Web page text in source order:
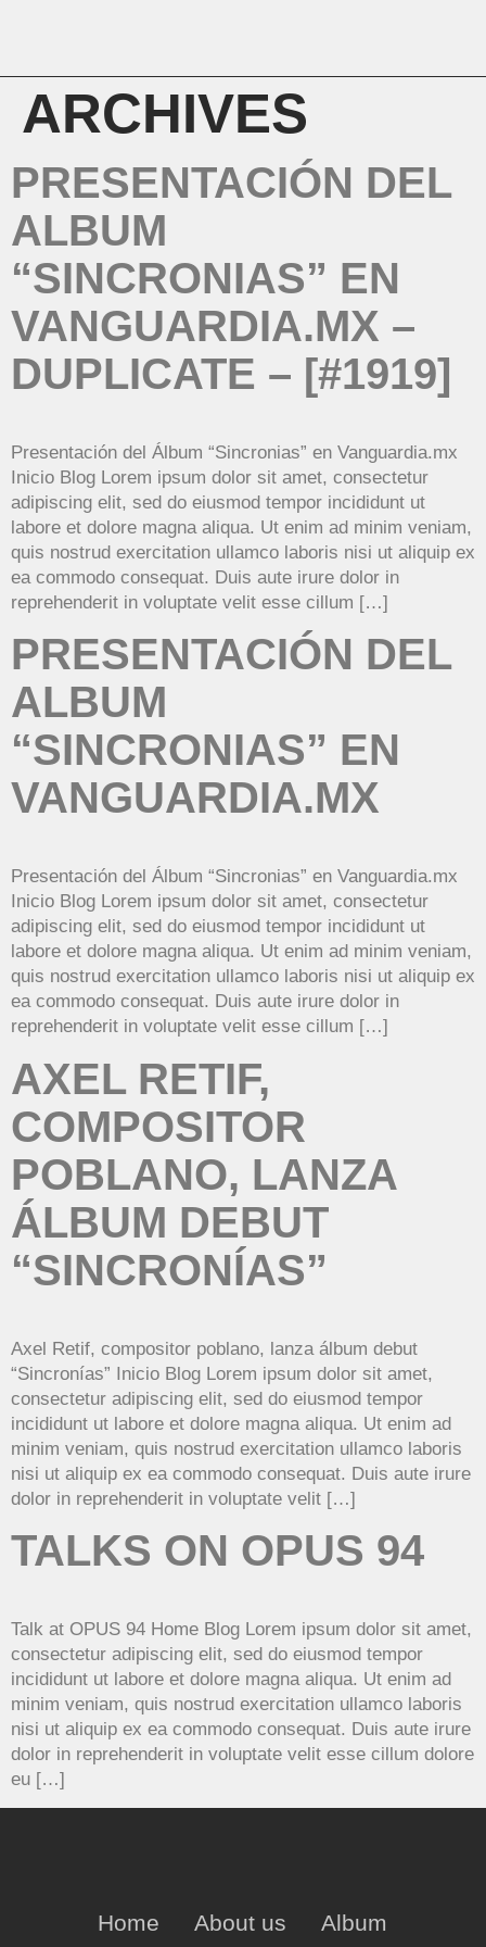
ARCHIVES
PRESENTACIÓN DEL
ALBUM
“SINCRONIAS” EN
VANGUARDIA.MX –
DUPLICATE – [#1919]
Presentación del Álbum “Sincronias” en Vanguardia.mx
Inicio Blog Lorem ipsum dolor sit amet, consectetur
adipiscing elit, sed do eiusmod tempor incididunt ut
labore et dolore magna aliqua. Ut enim ad minim veniam,
quis nostrud exercitation ullamco laboris nisi ut aliquip ex
ea commodo consequat. Duis aute irure dolor in
reprehenderit in voluptate velit esse cillum […]
PRESENTACIÓN DEL
ALBUM
“SINCRONIAS” EN
VANGUARDIA.MX
Presentación del Álbum “Sincronias” en Vanguardia.mx
Inicio Blog Lorem ipsum dolor sit amet, consectetur
adipiscing elit, sed do eiusmod tempor incididunt ut
labore et dolore magna aliqua. Ut enim ad minim veniam,
quis nostrud exercitation ullamco laboris nisi ut aliquip ex
ea commodo consequat. Duis aute irure dolor in
reprehenderit in voluptate velit esse cillum […]
AXEL RETIF,
COMPOSITOR
POBLANO, LANZA
ÁLBUM DEBUT
“SINCRONÍAS”
Axel Retif, compositor poblano, lanza álbum debut
“Sincronías” Inicio Blog Lorem ipsum dolor sit amet,
consectetur adipiscing elit, sed do eiusmod tempor
incididunt ut labore et dolore magna aliqua. Ut enim ad
minim veniam, quis nostrud exercitation ullamco laboris
nisi ut aliquip ex ea commodo consequat. Duis aute irure
dolor in reprehenderit in voluptate velit […]
TALKS ON OPUS 94
Talk at OPUS 94 Home Blog Lorem ipsum dolor sit amet,
consectetur adipiscing elit, sed do eiusmod tempor
incididunt ut labore et dolore magna aliqua. Ut enim ad
minim veniam, quis nostrud exercitation ullamco laboris
nisi ut aliquip ex ea commodo consequat. Duis aute irure
dolor in reprehenderit in voluptate velit esse cillum dolore
eu […]
Home About us Album